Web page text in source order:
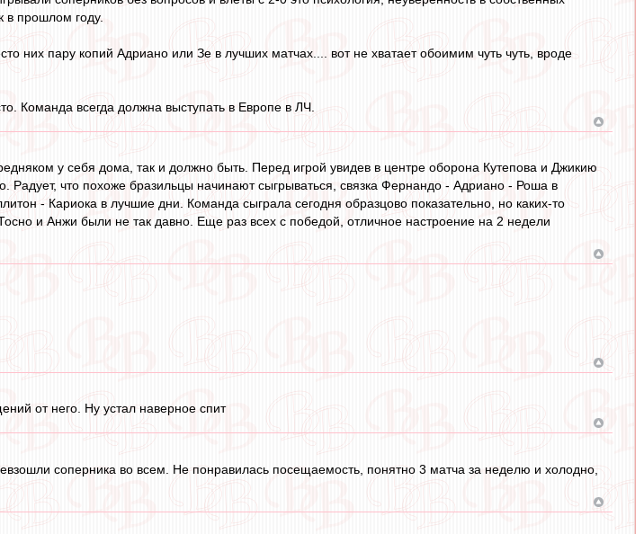
в прошлом году.
них пару копий Адриано или Зе в лучших матчах.... вот не хватает обоимим чуть чуть, вроде
Команда всегда должна выступать в Европе в ЛЧ.
у себя дома, так и должно быть. Перед игрой увидев в центре оборона Кутепова и Джикию
Радует, что похоже бразильцы начинают сыгрываться, связка Фернандо - Адриано - Роша в
- Кариока в лучшие дни. Команда сыграла сегодня образцово показательно, но каких-то
и Анжи были не так давно. Еще раз всех с победой, отличное настроение на 2 недели
от него. Ну устал наверное спит
соперника во всем. Не понравилась посещаемость, понятно 3 матча за неделю и холодно,